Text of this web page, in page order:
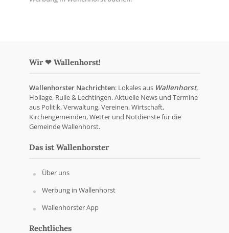
Wir ❤ Wallenhorst!
Wallenhorster Nachrichten: Lokales aus Wallenhorst,
Hollage, Rulle & Lechtingen. Aktuelle News und Termine
aus Politik, Verwaltung, Vereinen, Wirtschaft,
Kirchengemeinden, Wetter und Notdienste für die
Gemeinde Wallenhorst.
Das ist Wallenhorster
Über uns
Werbung in Wallenhorst
Wallenhorster App
Rechtliches